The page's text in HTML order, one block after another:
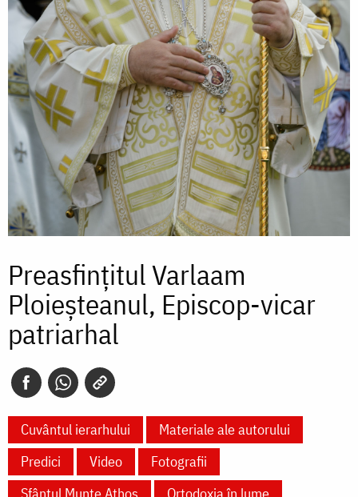
Preasfințitul Varlaam
Ploieșteanul, Episcop-vicar
patriarhal
Cuvântul ierarhului
Materiale ale autorului
Predici
Video
Fotografii